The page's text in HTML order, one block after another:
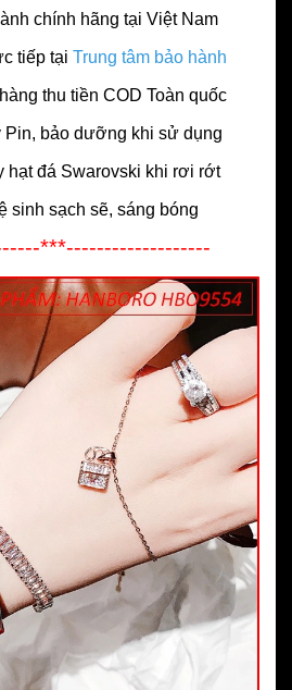
chính hãng tại Việt Nam
tiếp tại Trung tâm bảo hành
thu tiền COD Toàn quốc
Pin, bảo dưỡng khi sử dụng
hạt đá Swarovski khi rơi rớt
sinh sạch sẽ, sáng bóng
***-------------------